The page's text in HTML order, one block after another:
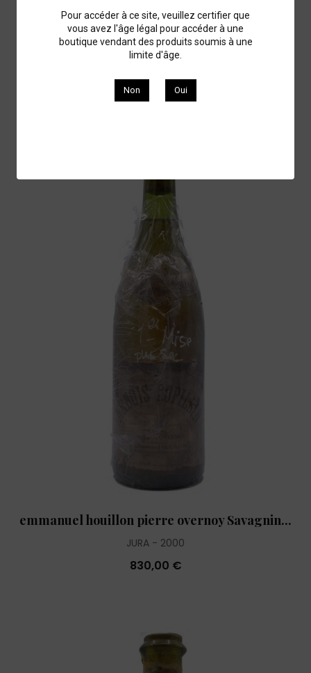
Pour accéder à ce site, veuillez certifier que
vous avez l'âge légal pour accéder à une
boutique vendant des produits soumis à une
limite d'âge.
Non Oui
emmanuel houillon pierre overnoy Savagnin...
JURA 2000
emmanuel houillon pierre overnoy Savagnin...
JURA 2000
830,00 €